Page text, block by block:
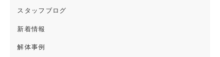
スタッフブログ
新着情報
解体事例